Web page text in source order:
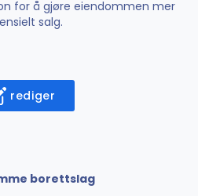
for å gjøre eiendommen mer
salg.
rediger
borettslag